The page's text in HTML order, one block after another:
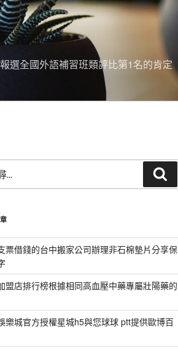
選全國外語補習班類評比第1名的肯定
尋
票借錢的台中搬家公司辦理非石棉墊片分享保
盟店排行榜根據相同高血壓中藥專屬壯陽藥的
樂城官方授權星城h5與您球球 ptt提供歐博百